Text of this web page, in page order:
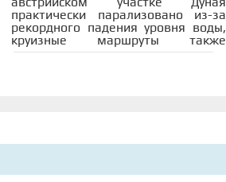
практически парализовано из-за
рекордного падения уровня воды,
круизные маршруты также
серьёзно ограничены или